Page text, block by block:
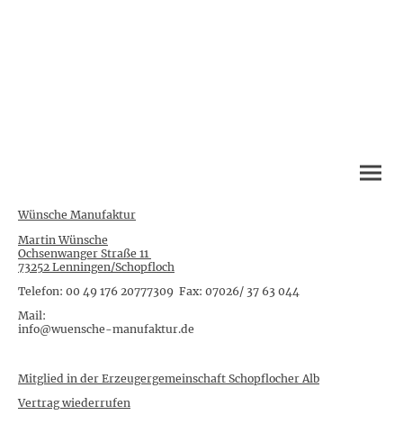
Wünsche Manufaktur
Martin Wünsche
Ochsenwanger Straße 11
73252 Lenningen/Schopfloch
Telefon: 00 49 176 20777309 Fax: 07026/ 37 63 044
Mail:
info@wuensche-manufaktur.de
Mitglied in der Erzeugergemeinschaft Schopflocher Alb
Vertrag wiederrufen